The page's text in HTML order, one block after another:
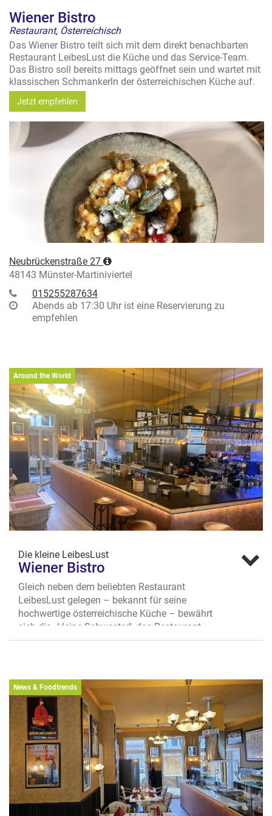
Wiener Bistro
Restaurant, Österreichisch
Das Wiener Bistro teilt sich mit dem direkt benachbarten
Restaurant LeibesLust die Küche und das Service-Team.
Das Bistro soll bereits mittags geöffnet sein und wartet mit
klassischen Schmankerln der österreichischen Küche auf.
Jetzt empfehlen
Neubrückenstraße 27
48143 Münster-Martiniviertel
015255287634
Abends ab 17:30 Uhr ist eine Reservierung zu
empfehlen
Around the World
Die kleine LeibesLust
Wiener Bistro
Gleich neben dem beliebten Restaurant
LeibesLust gelegen – bekannt für seine
hochwertige österreichische Küche – bewährt
sich die „kleine Schwester", das Restaurant
Wiener Bistro, mit überraschend vielfältigen
Mittagstisch. Die beliebten österreichischen
Klassiker sind natürlich immer auf der der
Karte. Dazu österreichische Weiß- oder
Rotweine.
Mittagstisch
Das Bistro ist mittags geöffnet und bietet ein
feines kulinarisches Programm: Für süße
Momente sorgen wienerische
Kaffeespezialitäten und frisch zubereiteter
News & Foodtrends